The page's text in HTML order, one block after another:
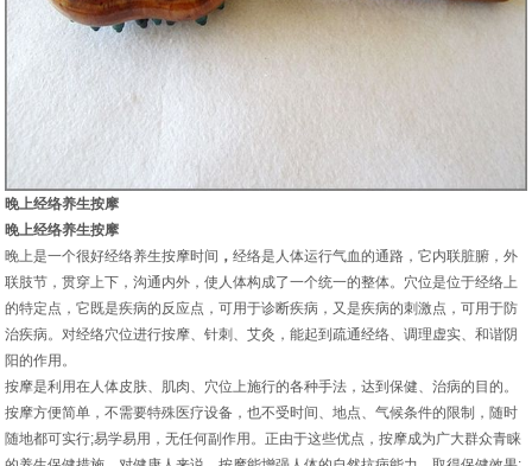
晚上经络养生按摩
晚上经络养生按摩
晚上是一个很好经络养生按摩时间 ，经络是人体运行气血的通路，它内联脏腑，外
联肢节，贯穿上下，沟通内外，使人体构成了一个统一的整体。穴位是位于经络上
的特定点，它既是疾病的反应点，可用于诊断疾病，又是疾病的刺激点，可用于防
治疾病。对经络穴位进行按摩、针刺、艾灸，能起到疏通经络、调理虚实、和谐阴
阳的作用。
按摩是利用在人体皮肤、肌肉、穴位上施行的各种手法，达到保健、治病的目的。
按摩方便简单，不需要特殊医疗设备，也不受时间、地点、气候条件的限制，随时
随地都可实行;易学易用，无任何副作用。正由于这些优点，按摩成为广大群众青睐